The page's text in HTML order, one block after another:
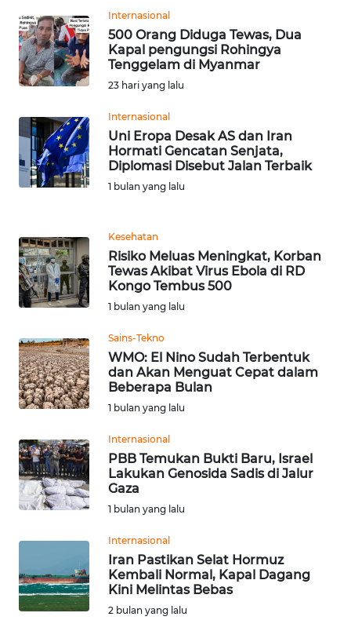
Internasional
500 Orang Diduga Tewas, Dua
Kapal pengungsi Rohingya
Tenggelam di Myanmar
23 hari yang lalu
Internasional
Uni Eropa Desak AS dan Iran
Hormati Gencatan Senjata,
Diplomasi Disebut Jalan Terbaik
1 bulan yang lalu
Kesehatan
Risiko Meluas Meningkat, Korban
Tewas Akibat Virus Ebola di RD
Kongo Tembus 500
1 bulan yang lalu
Sains-Tekno
WMO: El Nino Sudah Terbentuk
dan Akan Menguat Cepat dalam
Beberapa Bulan
1 bulan yang lalu
Internasional
PBB Temukan Bukti Baru, Israel
Lakukan Genosida Sadis di Jalur
Gaza
1 bulan yang lalu
Internasional
Iran Pastikan Selat Hormuz
Kembali Normal, Kapal Dagang
Kini Melintas Bebas
2 bulan yang lalu
PENDIDIKAN
OLAHRAGA
EDITORIAL
BERITA
KONTAK
KAMI
INFO
IKLAN
TENTANG
PEDOMAN
MEDIA
SIBER
KARIR